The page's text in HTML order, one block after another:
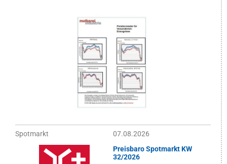
Spotmarkt
07.08.2026
Preisbaro Spotmarkt KW
32/2026